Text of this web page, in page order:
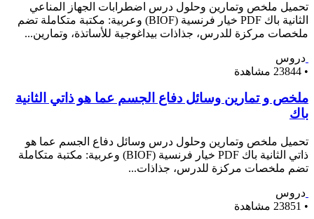
تحميل ملخص وتمارين وحلول درس اضطرابات الجهاز المناعي
الثانية باك PDF خيار فرنسية (BIOF) وعربية: مكتبة متكاملة تضم
ملخصات مركزة للدرس، جذاذات بيداغوجية للأساتذة، وتمارين...
دروس
• 23844 مشاهدة
ملخص و تمارين وسائل دفاع الجسم عما هو ذاتي الثانية
باك
تحميل ملخص وتمارين وحلول درس وسائل دفاع الجسم عما هو
ذاتي الثانية باك PDF خيار فرنسية (BIOF) وعربية: مكتبة متكاملة
تضم ملخصات مركزة للدرس، جذاذات...
دروس
• 23851 مشاهدة